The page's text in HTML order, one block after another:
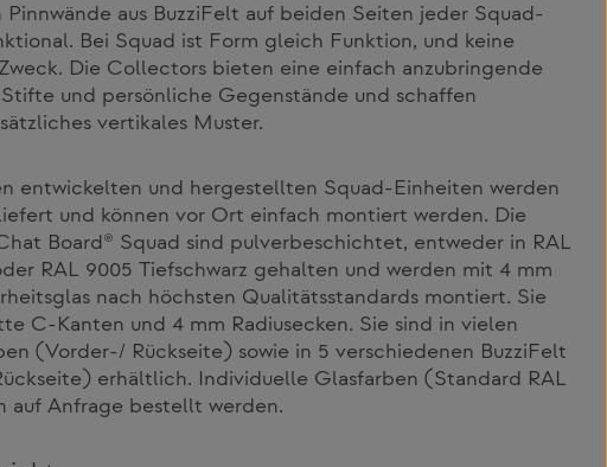
aus BuzziFelt auf beiden Seiten jeder Squad-
Bei Squad ist Form gleich Funktion, und keine
Die Collectors bieten eine einfach anzubringende
und persönliche Gegenstände und schaffen
vertikales Muster.
entwickelten und hergestellten Squad-Einheiten werden
und können vor Ort einfach montiert werden. Die
Board® Squad sind pulverbeschichtet, entweder in RAL
RAL 9005 Tiefschwarz gehalten und werden mit 4 mm
nach höchsten Qualitätsstandards montiert. Sie
C-Kanten und 4 mm Radiusecken. Sie sind in vielen
(Vorder-/ Rückseite) sowie in 5 verschiedenen BuzziFelt
erhältlich. Individuelle Glasfarben (Standard RAL
auf Anfrage bestellt werden.